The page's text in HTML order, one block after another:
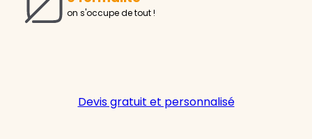
on s'occupe de tout !
Devis gratuit et personnalisé